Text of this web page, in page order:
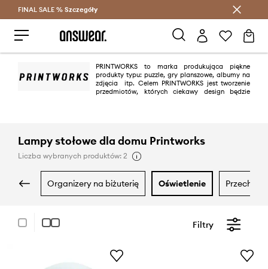
Oszczędzaj z Answear Club >
FINAL SALE % Szczegóły
PRINTWORKS to marka produkująca piękne
produkty typu: puzzle, gry planszowe, albumy na
zdjęcia itp. Celem PRINTWORKS jest tworzenie
przedmiotów, których ciekawy design będzie
Lampy stołowe dla domu Printworks
Liczba wybranych produktów: 2
organizery na biżuterię oświetlenie
Filtry